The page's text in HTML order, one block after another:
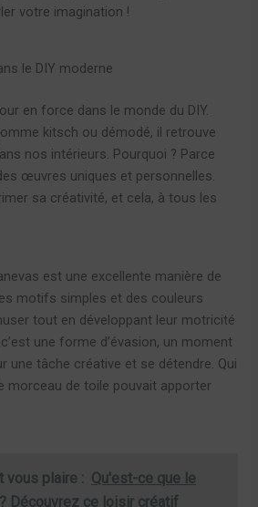
votre imagination !
le DIY moderne
en force dans le monde du DIY.
kitsch ou démodé, il retrouve
nos intérieurs. Pourquoi ? Parce
œuvres uniques et personnelles.
sa créativité, et cela, à tous les
est une excellente manière de
motifs simples et des couleurs
tout en développant leur motricité
une forme d’évasion, un moment
une tâche créative et se détendre. Qui
morceau de toile pouvait apporter
vous plaire : Qu'est-ce que le
Découvrez ce loisir créatif